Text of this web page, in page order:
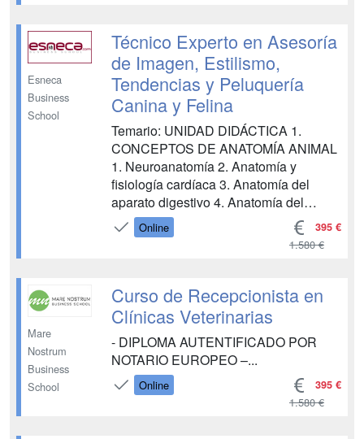
nervioso, la disca...
Esneca
Business
School
Técnico Experto en Asesoría
de Imagen, Estilismo,
Tendencias y Peluquería
Canina y Felina
Temario: UNIDAD DIDÁCTICA 1.
CONCEPTOS DE ANATOMÍA ANIMAL
1. Neuroanatomía 2. Anatomía y
fisiología cardíaca 3. Anatomía del
aparato digestivo 4. Anatomía del
aparato respiratorio 5. Anatomía y
fisiología del sistema urinario 6. El
aparato reproductor 9. Anatomía y
fisiología...
Online 395 €
1.580 €
Mare
Nostrum
Business
School
Curso de Recepcionista en
Clínicas Veterinarias
- DIPLOMA AUTENTIFICADO POR
NOTARIO EUROPEO –...
Online 395 €
1.580 €